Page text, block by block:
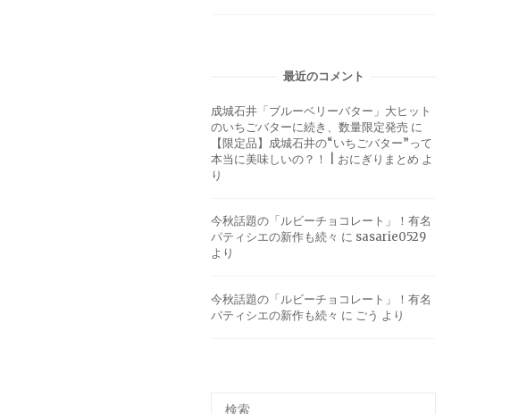
最近のコメント
成城石井「ブルーベリーバター」大ヒット
のいちごバターに続き、数量限定発売 に
【限定品】成城石井の“いちごバター”って
本当に美味しいの？！ | おにぎりまとめ よ
り
今秋話題の「ルビーチョコレート」！有名
パティシエの新作も続々 に sasarie0529
より
今秋話題の「ルビーチョコレート」！有名
パティシエの新作も続々 に ごう より